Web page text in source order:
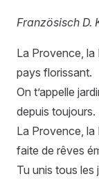
Französisch D.
La Provence, la
pays florissant.
On t’appelle
depuis toujours.
La Provence, la
faite de rêves
Tu unis tous les